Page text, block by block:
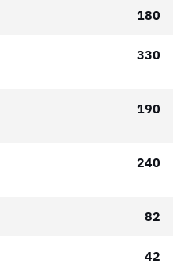
180
330
190
240
82
42